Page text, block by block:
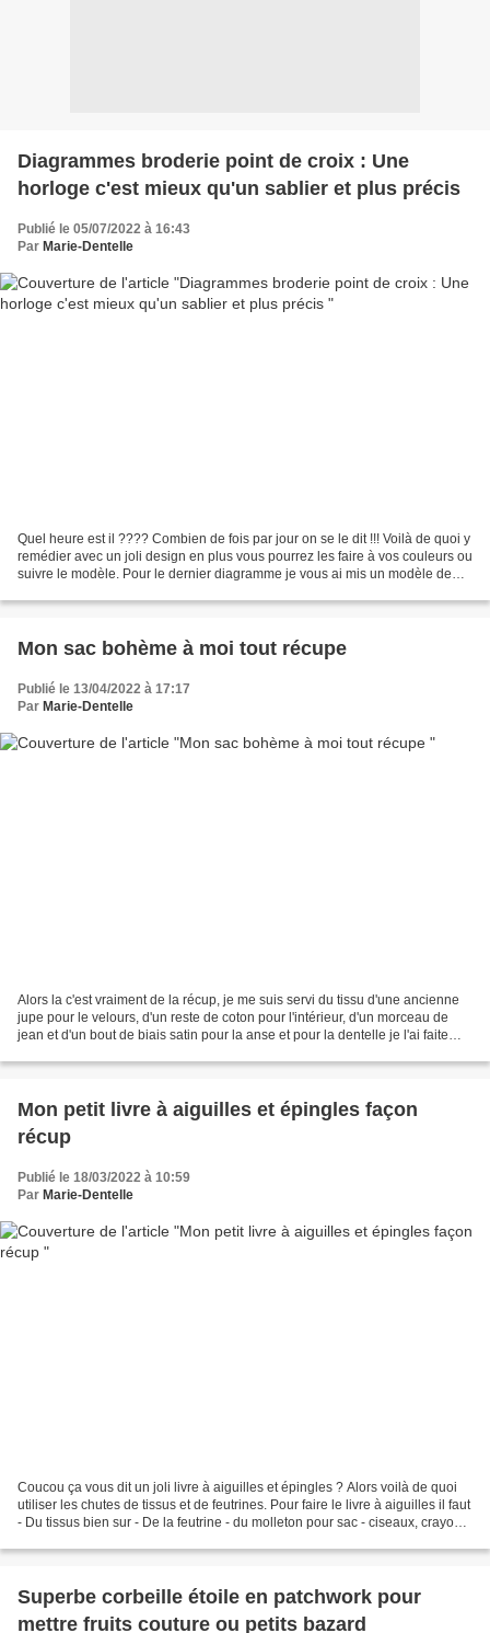
Diagrammes broderie point de croix : Une
horloge c'est mieux qu'un sablier et plus précis
Publié le 05/07/2022 à 16:43
Par Marie-Dentelle
Quel heure est il ???? Combien de fois par jour on se le dit !!! Voilà de quoi y
remédier avec un joli design en plus vous pourrez les faire à vos couleurs ou
suivre le modèle. Pour le dernier diagramme je vous ai mis un modèle de
Mon sac bohème à moi tout récupe
Publié le 13/04/2022 à 17:17
Par Marie-Dentelle
Alors la c'est vraiment de la récup, je me suis servi du tissu d'une ancienne
jupe pour le velours, d'un reste de coton pour l'intérieur, d'un morceau de
jean et d'un bout de biais satin pour la anse et pour la dentelle je l'ai faite
Mon petit livre à aiguilles et épingles façon
récup
Publié le 18/03/2022 à 10:59
Par Marie-Dentelle
Coucou ça vous dit un joli livre à aiguilles et épingles ? Alors voilà de quoi
utiliser les chutes de tissus et de feutrines. Pour faire le livre à aiguilles il faut
- Du tissus bien sur - De la feutrine - du molleton pour sac - ciseaux, crayon
Superbe corbeille étoile en patchwork pour
mettre fruits couture ou petits bazard